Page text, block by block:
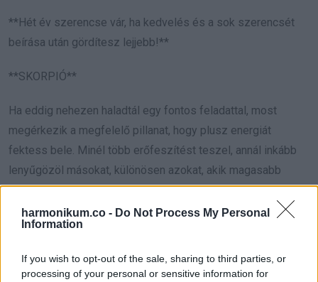
harmonikum.co - Do Not Process My Personal
Information
If you wish to opt-out of the sale, sharing to third parties, or
processing of your personal or sensitive information for
**Hét év szerencse vár, ha kedvelés és a sok szerencsét
beírása után gördítesz lejjebb!**
**SKORPIÓ**
Ha eddig nehezen haladtál egy fontos feladattal, most
megérkezik a megfelelő pillanat, hogy plusz energiát
fektess bele. Minél több erőfeszítést teszel, annál inkább
lenyűgözöl másokat, különösen azokat, akik magasabb
pozícióban vannak.
**Hét év szerencse vár, ha kedvelés és a sok szerencsét
**NYILAS**